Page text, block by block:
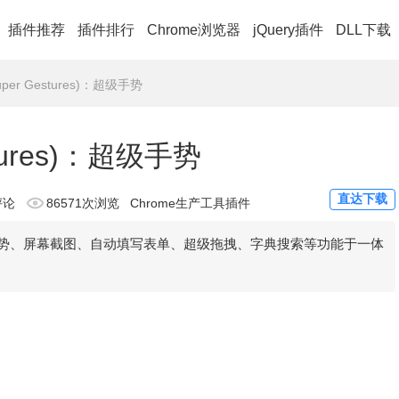
插件推荐 插件排行 Chrome浏览器 jQuery插件 DLL下载
Gestures)：超级手势
：超级手势
论 86571次浏览 Chrome生产工具插件 直达下载
、屏幕截图、自动填写表单、超级拖拽、字典搜索等功能于一体